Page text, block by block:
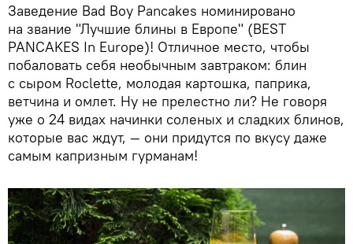
Заведение Bad Boy Pancakes номинировано
на звание "Лучшие блины в Европе" (BEST
PANCAKES In Europe)! Отличное место, чтобы
побаловать себя необычным завтраком: блин
с сыром Roclette, молодая картошка, паприка,
ветчина и омлет. Ну не прелестно ли? Не говоря
уже о 24 видах начинки соленых и сладких блинов,
которые вас ждут, — они придутся по вкусу даже
самым капризным гурманам!